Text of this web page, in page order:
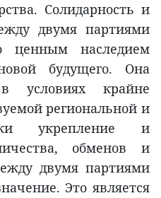
Солидарность и
двумя партиями
ценным наследием
будущего. Она
условиях крайне
региональной и
укрепление и
обменов и
двумя партиями
Это является